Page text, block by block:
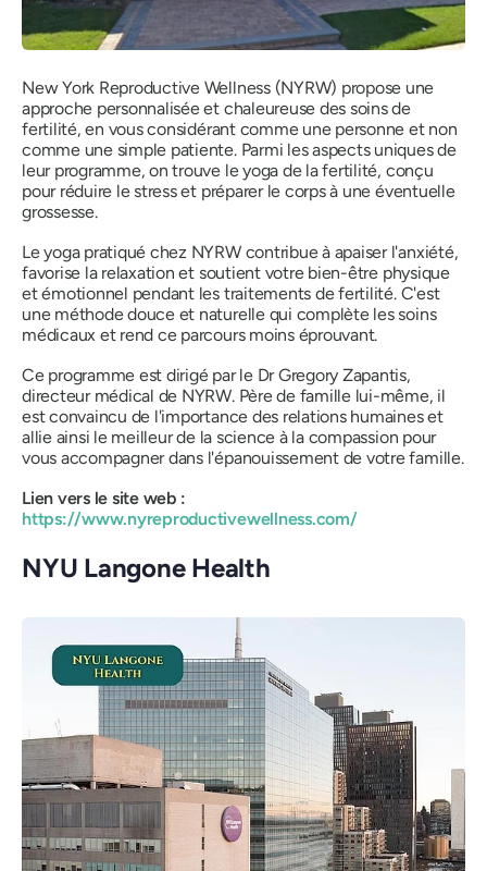
New York Reproductive Wellness (NYRW) propose une
approche personnalisée et chaleureuse des soins de
fertilité, en vous considérant comme une personne et non
comme une simple patiente. Parmi les aspects uniques de
leur programme, on trouve le yoga de la fertilité, conçu
pour réduire le stress et préparer le corps à une éventuelle
grossesse.
Le yoga pratiqué chez NYRW contribue à apaiser l'anxiété,
favorise la relaxation et soutient votre bien-être physique
et émotionnel pendant les traitements de fertilité. C'est
une méthode douce et naturelle qui complète les soins
médicaux et rend ce parcours moins éprouvant.
Ce programme est dirigé par le Dr Gregory Zapantis,
directeur médical de NYRW. Père de famille lui-même, il
est convaincu de l'importance des relations humaines et
allie ainsi le meilleur de la science à la compassion pour
vous accompagner dans l'épanouissement de votre famille.
Lien vers le site web :
https://www.nyreproductivewellness.com/
NYU Langone Health